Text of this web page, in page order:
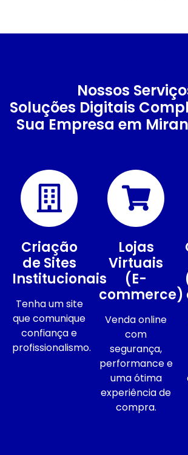
Nossos
Soluções Digitais
Sua Empresa em
Criação
de Sites
Institucionais
Tenha um site
que comunique
confiança e
profissionalismo.
Lojas
Virtuais
(E-
commerce)
Venda online
com
segurança,
performance e
uma ótima
experiência de
compra.